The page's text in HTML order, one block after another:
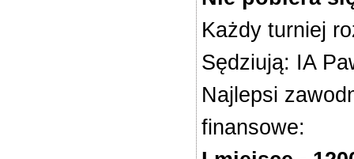
Każdy turniej
Sędziują: IA
Najlepsi
finansowe: